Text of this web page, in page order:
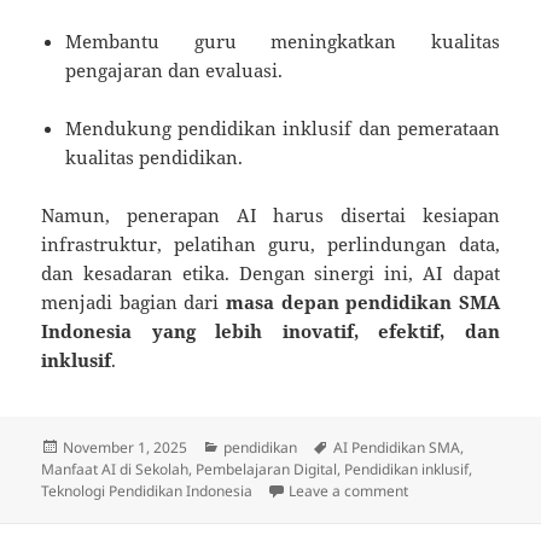
Membantu guru meningkatkan kualitas
pengajaran dan evaluasi.
Mendukung pendidikan inklusif dan pemerataan
kualitas pendidikan.
Namun, penerapan AI harus disertai kesiapan
infrastruktur, pelatihan guru, perlindungan data,
dan kesadaran etika. Dengan sinergi ini, AI dapat
menjadi bagian dari masa depan pendidikan SMA
Indonesia yang lebih inovatif, efektif, dan
inklusif.
Posted
on
November 1, 2025 Categories
pendidikan Tags
AI Pendidikan SMA,
Manfaat AI di Sekolah, Pembelajaran Digital, Pendidikan inklusif,
Teknologi Pendidikan Indonesia
Leave a commenton Manfaat AI